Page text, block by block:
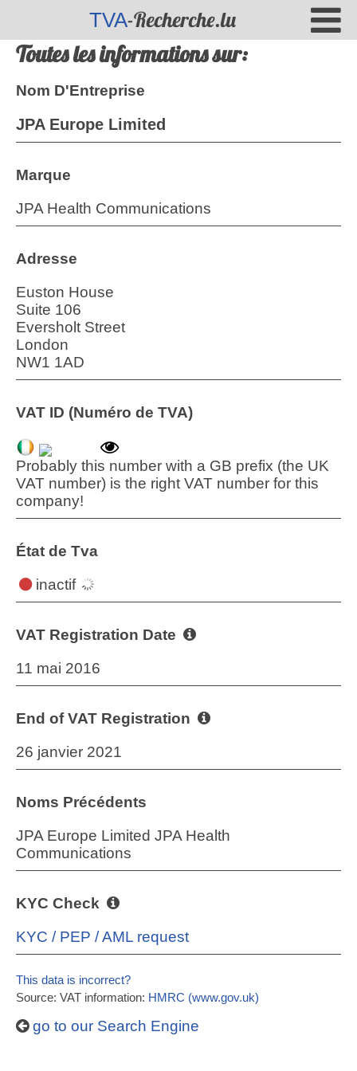
TVA-Recherche.lu
Toutes les informations sur:
Nom D'Entreprise
JPA Europe Limited
Marque
JPA Health Communications
Adresse
Euston House
Suite 106
Eversholt Street
London
NW1 1AD
VAT ID (Numéro de TVA)
Probably this number with a GB prefix (the UK
VAT number) is the right VAT number for this
company!
État de Tva
inactif
VAT Registration Date
11 mai 2016
End of VAT Registration
26 janvier 2021
Noms Précédents
JPA Europe Limited JPA Health
Communications
KYC Check
KYC / PEP / AML request
This data is incorrect?
Source: VAT information: HMRC (www.gov.uk)
go to our Search Engine